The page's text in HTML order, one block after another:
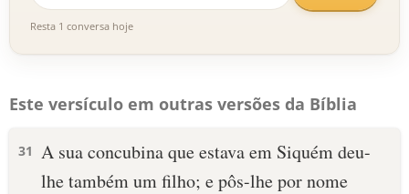
Resta 1 conversa hoje
Este versículo em outras versões da Bíblia
31 A sua concubina que estava em Siquém deu-
lhe também um filho; e pôs-lhe por nome